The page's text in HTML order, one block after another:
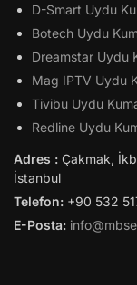
D-Smart Uydu
Botech Uydu
Dreamstar Uydu
Mag IPTV Uydu
Tivibu Uydu
Redline Uydu
Adres : Çakmak,
İstanbul
Telefon: +90 532
E-Posta: